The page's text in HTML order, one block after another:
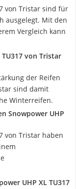
von Tristar sind für
ausgelegt. Mit den
Vergleich kann
von Tristar
der Reifen
sind damit
Winterreifen.
Snowpower UHP
von Tristar haben
UHP XL TU317